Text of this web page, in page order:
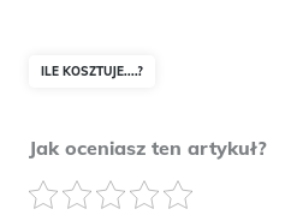
ILE KOSZTUJE....?
Jak oceniasz ten artykuł?